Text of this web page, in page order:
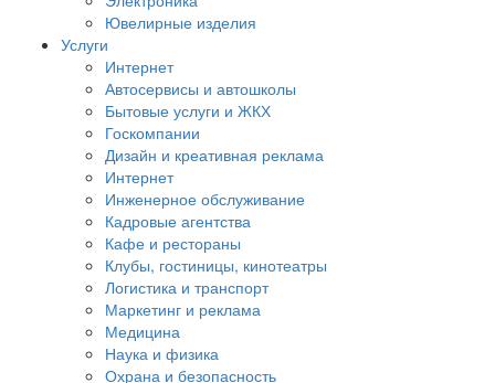
Ювелирные изделия
Услуги
Интернет
Автосервисы и автошколы
Бытовые услуги и ЖКХ
Госкомпании
Дизайн и креативная реклама
Интернет
Инженерное обслуживание
Кадровые агентства
Кафе и рестораны
Клубы, гостиницы, кинотеатры
Логистика и транспорт
Маркетинг и реклама
Медицина
Наука и физика
Охрана и безопасность